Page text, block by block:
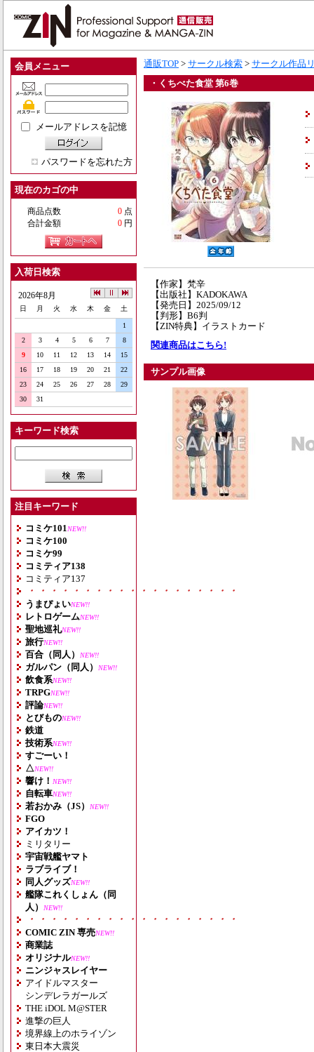
会員メニュー
メールアドレスを記憶
パスワードを忘れた方
現在のカゴの中
商品点数 0 点
合計金額
0 円
入荷日検索
2026年8月
日 月 火 水 木 金 土
1
2
3 4 5 6 7
8
9
10 11 12 13 14
15
16
17 18 19 20 21
22
23
24 25 26 27 28
29
30
31
キーワード検索
注目キーワード
コミケ101 NEW!!
コミケ100
コミケ99
コミティア138
コミティア137
・・・・・・・・・・・・・・・・・・・
うまぴょいNEW!!
レトロゲームNEW!!
聖地巡礼NEW!!
旅行NEW!!
百合（同人） NEW!!
ガルパン（同人） NEW!!
飲食系NEW!!
TRPGNEW!!
評論NEW!!
とびものNEW!!
鉄道
技術系NEW!!
すごーい！
△NEW!!
響け！ NEW!!
自転車NEW!!
若おかみ（JS） NEW!!
FGO
アイカツ！
ミリタリー
宇宙戦艦ヤマト
ラブライブ！
同人グッズNEW!!
艦隊これくしょん（同
人）
NEW!!
・・・・・・・・・・・・・・・・・・・
COMIC ZIN 専売NEW!!
商業誌
オリジナルNEW!!
ニンジャスレイヤー
アイドルマスター
シンデレラガールズ
THE iDOL M@STER
進撃の巨人
境界線上のホライゾン
東日本大震災
通販TOP > サークル検索 > サークル作品
・くちべた食堂 第6巻
【作家】梵辛
【出版社】KADOKAWA
【発売日】2025/09/12
【判形】B6判
【ZIN特典】イラストカード
関連商品はこちら!
サンプル画像